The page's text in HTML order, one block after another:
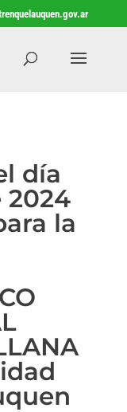
día
2024
la